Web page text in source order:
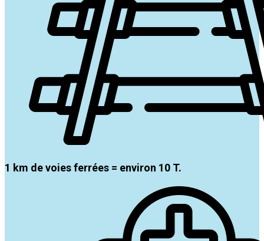
1 km de voies ferrées = environ 10 T.